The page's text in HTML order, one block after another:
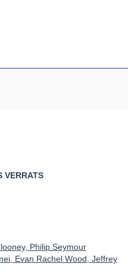
VERRATS
Philip Seymour
Evan Rachel Wood, Jeffrey